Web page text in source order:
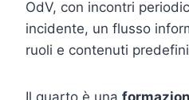
OdV, con incontri
incidente, un flusso
ruoli e contenuti
Il quarto è una